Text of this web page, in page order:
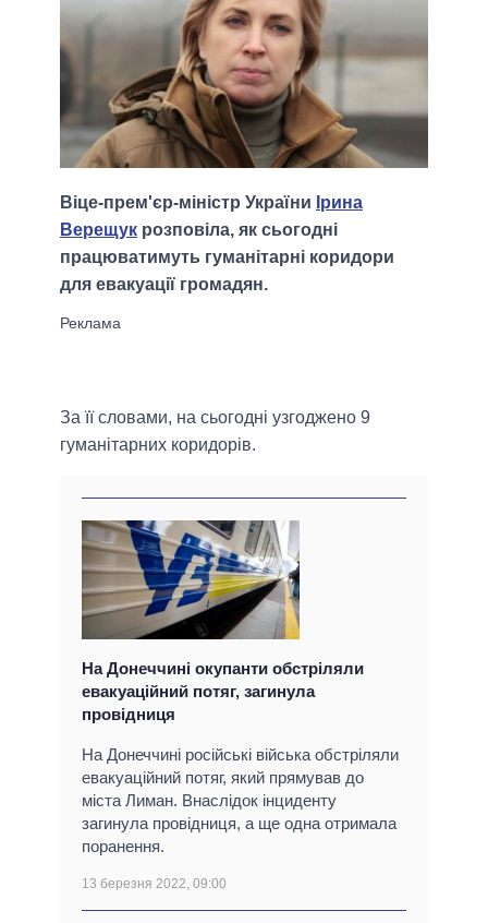
Віце-прем'єр-міністр України Ірина
Верещук розповіла, як сьогодні
працюватимуть гуманітарні коридори
для евакуації громадян.
За її словами, на сьогодні узгоджено 9
гуманітарних коридорів.
На Донеччині окупанти обстріляли
евакуаційний потяг, загинула
провідниця
На Донеччині російські війська обстріляли
евакуаційний потяг, який прямував до
міста Лиман. Внаслідок інциденту
загинула провідниця, а ще одна отримала
поранення.
13 березня 2022, 09:00